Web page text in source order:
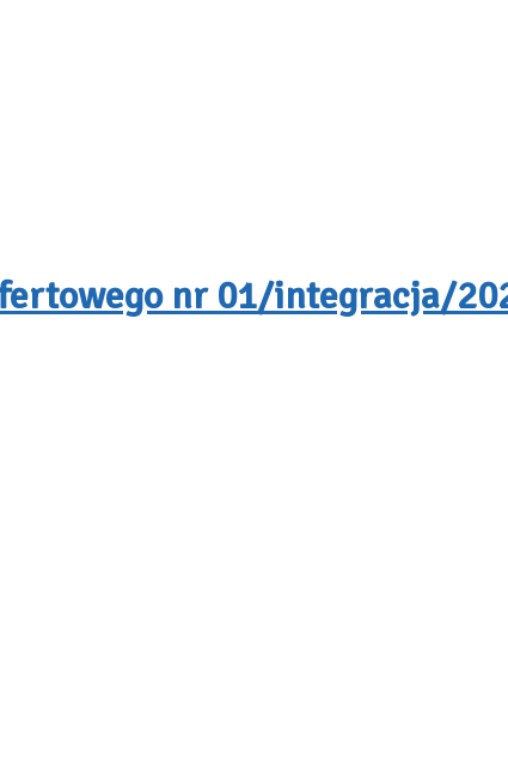
nr 01/integracja/